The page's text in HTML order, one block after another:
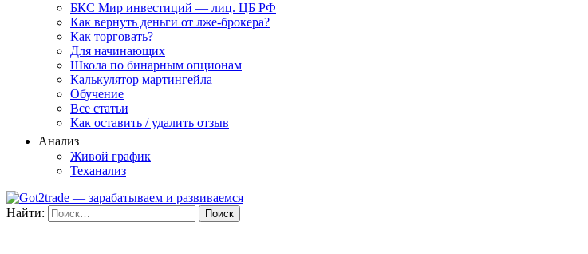
БКС Мир инвестиций — лиц. ЦБ РФ
Как вернуть деньги от лже-брокера?
Как торговать?
Для начинающих
Школа по бинарным опционам
Калькулятор мартингейла
Обучение
Все статьи
Как оставить / удалить отзыв
Анализ
Живой график
Теханализ
Найти: